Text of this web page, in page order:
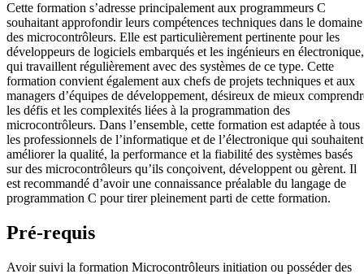
Cette formation s’adresse principalement aux programmeurs C
souhaitant approfondir leurs compétences techniques dans le domaine
des microcontrôleurs. Elle est particulièrement pertinente pour les
développeurs de logiciels embarqués et les ingénieurs en électronique,
qui travaillent régulièrement avec des systèmes de ce type. Cette
formation convient également aux chefs de projets techniques et aux
managers d’équipes de développement, désireux de mieux
les défis et les complexités liées à la programmation des
microcontrôleurs. Dans l’ensemble, cette formation est adaptée à tous
les professionnels de l’informatique et de l’électronique qui souhaitent
améliorer la qualité, la performance et la fiabilité des systèmes basés
sur des microcontrôleurs qu’ils conçoivent, développent ou gèrent. Il
est recommandé d’avoir une connaissance préalable du langage de
programmation C pour tirer pleinement parti de cette formation.
Pré-requis
Avoir suivi la formation Microcontrôleurs initiation ou posséder des